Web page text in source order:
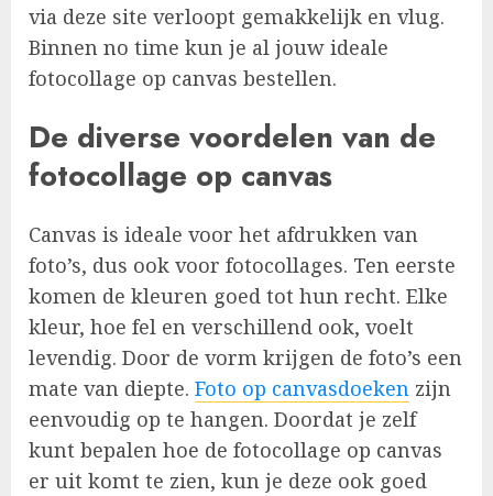
via deze site verloopt gemakkelijk en vlug.
Binnen no time kun je al jouw ideale
fotocollage op canvas bestellen.
De diverse voordelen van de
fotocollage op canvas
Canvas is ideale voor het afdrukken van
foto’s, dus ook voor fotocollages. Ten eerste
komen de kleuren goed tot hun recht. Elke
kleur, hoe fel en verschillend ook, voelt
levendig. Door de vorm krijgen de foto’s een
mate van diepte. Foto op canvasdoeken zijn
eenvoudig op te hangen. Doordat je zelf
kunt bepalen hoe de fotocollage op canvas
er uit komt te zien, kun je deze ook goed